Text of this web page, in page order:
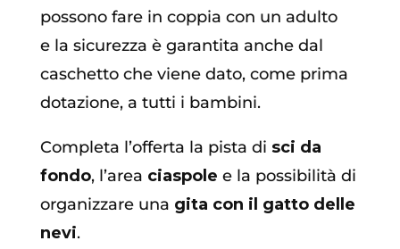
possono fare in coppia con un adulto
e la sicurezza è garantita anche dal
caschetto che viene dato, come prima
dotazione, a tutti i bambini.
Completa l’offerta la pista di sci da
fondo, l’area ciaspole e la possibilità di
organizzare una gita con il gatto delle
nevi.